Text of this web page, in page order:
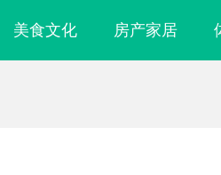
美食文化 房产家居